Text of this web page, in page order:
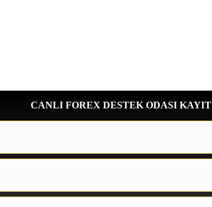
CANLI FOREX DESTEK ODASI KAYIT